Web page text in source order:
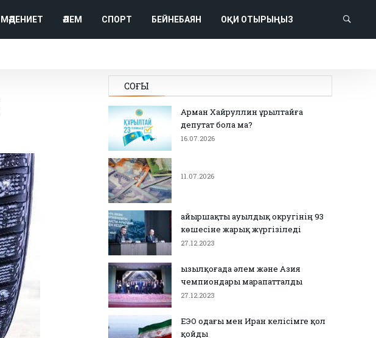
МӘДЕНИЕТ ӘЛЕМ СПОРТ БЕЙНЕБАЯН ОҚИ ОТЫРЫҢЫЗ
СОҢҒЫ
Арман Хайруллин Құрылтайға
депутат бола ма?
16.07.2026
11.07.2026
Қайыршақты ауылдық округінің 93
көшесіне жарық жүргізіледі
27.12.2023
Қызылқоғада әлем және Азия
чемпиондары марапатталды
27.12.2023
ЕЭО одағы мен Иран келісімге қол
қойды